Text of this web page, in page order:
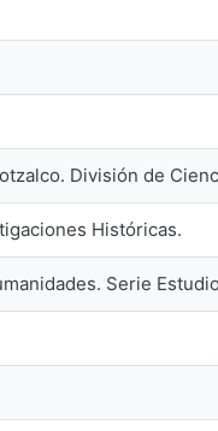
División de
Históricas.
Serie